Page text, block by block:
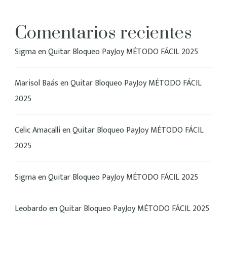
Comentarios recientes
SigmaenQuitar Bloqueo PayJoy MÉTODO FÁCIL 2025
Marisol BaásenQuitar Bloqueo PayJoy MÉTODO FÁCIL
2025
Celic AmacallienQuitar Bloqueo PayJoy MÉTODO FÁCIL
2025
SigmaenQuitar Bloqueo PayJoy MÉTODO FÁCIL 2025
LeobardoenQuitar Bloqueo PayJoy MÉTODO FÁCIL 2025